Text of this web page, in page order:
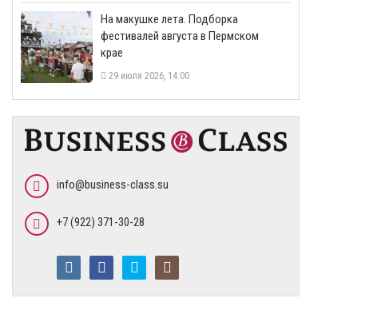
На макушке лета. Подборка
фестивалей августа в Пермском
крае
29 июля 2026, 14:00
info@business-class.su
+7 (922) 371-30-28